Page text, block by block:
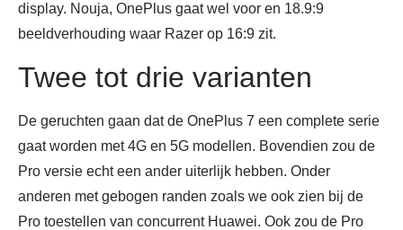
display. Nouja, OnePlus gaat wel voor en 18.9:9
beeldverhouding waar Razer op 16:9 zit.
Twee tot drie varianten
De geruchten gaan dat de OnePlus 7 een complete serie
gaat worden met 4G en 5G modellen. Bovendien zou de
Pro versie echt een ander uiterlijk hebben. Onder
anderen met gebogen randen zoals we ook zien bij de
Pro toestellen van concurrent Huawei. Ook zou de Pro